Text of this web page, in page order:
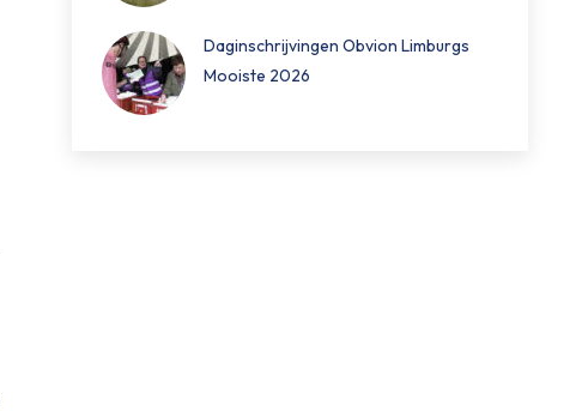
Daginschrijvingen Obvion Limburgs
Mooiste 2026